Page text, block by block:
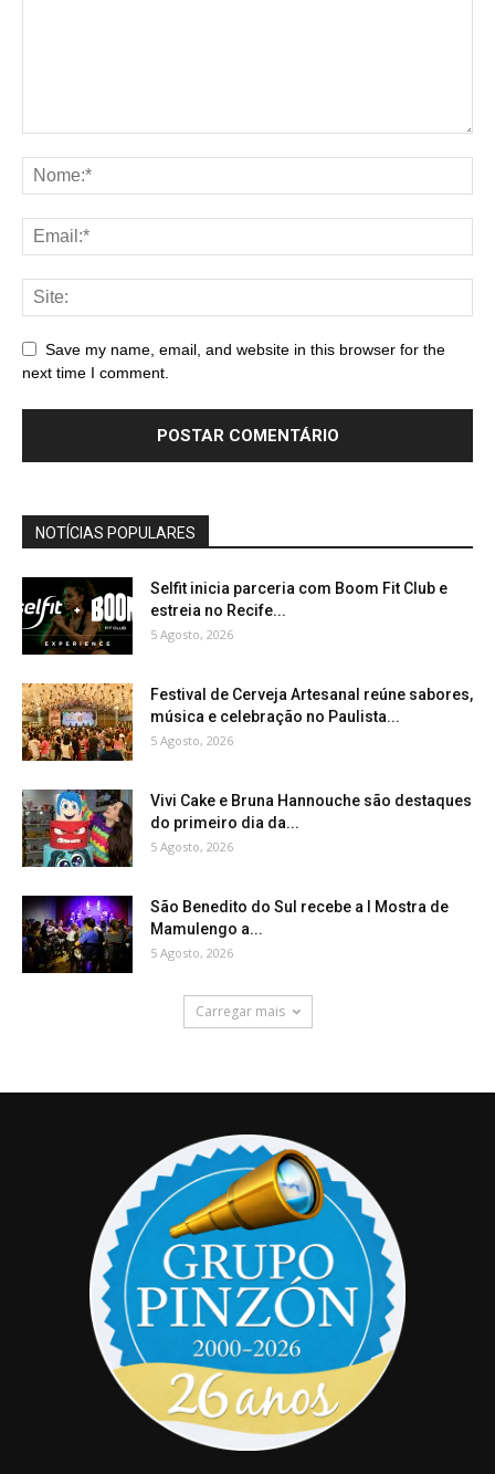
Save my name, email, and website in this browser for the
next time I comment.
NOTÍCIAS POPULARES
Selfit inicia parceria com Boom Fit Club e
estreia no Recife...
5 Agosto, 2026
Festival de Cerveja Artesanal reúne sabores,
música e celebração no Paulista...
5 Agosto, 2026
Vivi Cake e Bruna Hannouche são destaques
do primeiro dia da...
5 Agosto, 2026
São Benedito do Sul recebe a I Mostra de
Mamulengo a...
5 Agosto, 2026
Carregar mais